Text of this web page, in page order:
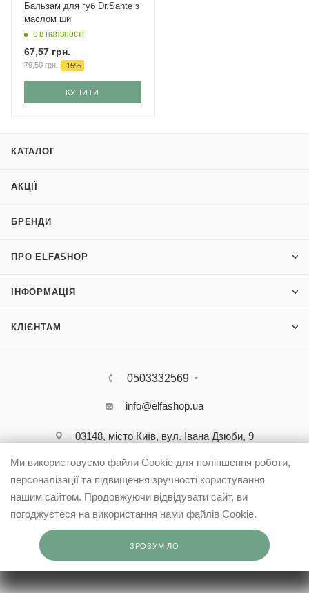
Бальзам для губ Dr.Sante з
маслом ши
є в наявності
67,57 грн.
79,50грн. -15%
КУПИТИ
КАТАЛОГ
АКЦІЇ
БРЕНДИ
ПРО ELFASHOP
ІНФОРМАЦІЯ
КЛІЄНТАМ
0503332569
info@elfashop.ua
03148, місто Київ, вул. Івана Дзюби, 9
Ми використовуємо файли Cookie для поліпшення роботи,
персоналізації та підвищення зручності користування
нашим сайтом. Продовжуючи відвідувати сайт, ви
погоджуєтеся на використання нами файлів Cookie.
ЗРОЗУМІЛО